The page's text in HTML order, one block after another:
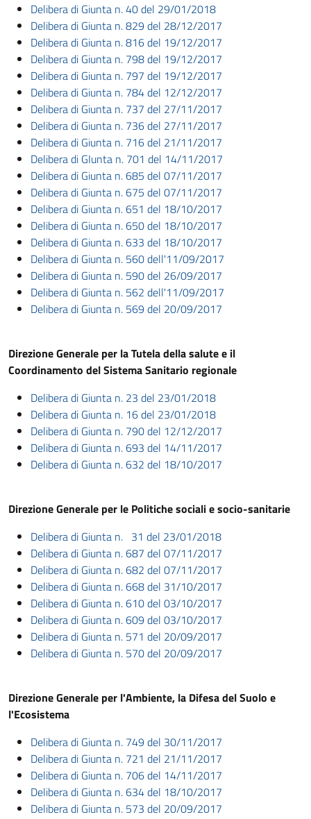
Delibera di Giunta n. 40 del 29/01/2018
Delibera di Giunta n. 829 del 28/12/2017
Delibera di Giunta n. 816 del 19/12/2017
Delibera di Giunta n. 798 del 19/12/2017
Delibera di Giunta n. 797 del 19/12/2017
Delibera di Giunta n. 784 del 12/12/2017
Delibera di Giunta n. 737 del 27/11/2017
Delibera di Giunta n. 736 del 27/11/2017
Delibera di Giunta n. 716 del 21/11/2017
Delibera di GIunta n. 701 del 14/11/2017
Delibera di Giunta n. 685 del 07/11/2017
Delibera di Giunta n. 675 del 07/11/2017
Delibera di Giunta n. 651 del 18/10/2017
Delibera di Giunta n. 650 del 18/10/2017
Delibera di Giunta n. 633 del 18/10/2017
Delibera di Giunta n. 560 dell'11/09/2017
Delibera di Giunta n. 590 del 26/09/2017
Delibera di Giunta n. 562 dell'11/09/2017
Delibera di Giunta n. 569 del 20/09/2017
Direzione Generale per la Tutela della salute e il
Coordinamento del Sistema Sanitario regionale
Delibera di Giunta n. 23 del 23/01/2018
Delibera di Giunta n. 16 del 23/01/2018
Delibera di Giunta n. 790 del 12/12/2017
Delibera di Giunta n. 693 del 14/11/2017
Delibera di Giunta n. 632 del 18/10/2017
Direzione Generale per le Politiche sociali e socio-sanitarie
Delibera di Giunta n. 31 del 23/01/2018
Delibera di Giunta n. 687 del 07/11/2017
Delibera di Giunta n. 682 del 07/11/2017
Delibera di Giunta n. 668 del 31/10/2017
Delibera di Giunta n. 610 del 03/10/2017
Delibera di Giunta n. 609 del 03/10/2017
Delibera di Giunta n. 571 del 20/09/2017
Delibera di Giunta n. 570 del 20/09/2017
Direzione Generale per l'Ambiente, la Difesa del Suolo e
l'Ecosistema
Delibera di Giunta n. 749 del 30/11/2017
Delibera di Giunta n. 721 del 21/11/2017
Delibera di Giunta n. 706 del 14/11/2017
Delibera di Giunta n. 634 del 18/10/2017
Delibera di Giunta n. 573 del 20/09/2017